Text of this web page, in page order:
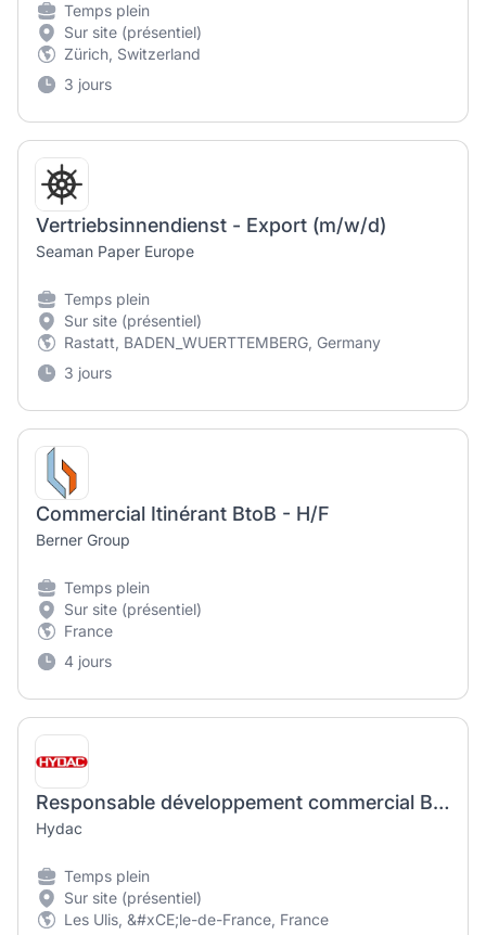
Temps plein
Sur site (présentiel)
Zürich, Switzerland
3 jours
Vertriebsinnendienst - Export (m/w/d)
Seaman Paper Europe
Temps plein
Sur site (présentiel)
Rastatt, BADEN_WUERTTEMBERG, Germany
3 jours
Commercial Itinérant BtoB - H/F
Berner Group
Temps plein
Sur site (présentiel)
France
4 jours
Responsable développement commercial Branche Réseaux de chaleur et de froid F/H
Hydac
Temps plein
Sur site (présentiel)
Les Ulis, &#xCE;le-de-France, France